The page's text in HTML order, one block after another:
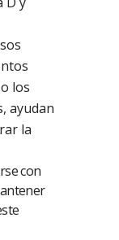
los
ayudan
la
con